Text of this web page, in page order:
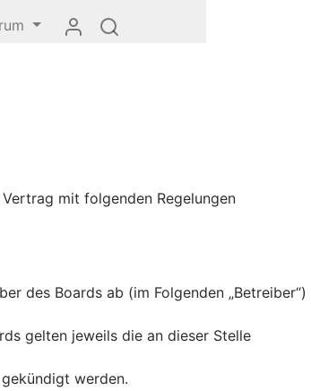
mit folgenden Regelungen
des Boards ab (im Folgenden „Betreiber“)
gelten jeweils die an dieser Stelle
werden.